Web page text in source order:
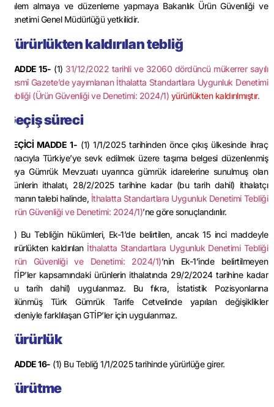
önlem almaya ve düzenleme yapmaya Bakanlık Ürün Güvenliği ve
Denetimi Genel Müdürlüğü yetkilidir.
Yürürlükten kaldırılan tebliğ
MADDE 15- (1) 31/12/2022 tarihli ve 32060 dördüncü mükerrer sayılı
Resmî Gazete’de yayımlanan İthalatta Standartlara Uygunluk Denetimi
Tebliği (Ürün Güvenliği ve Denetimi: 2024/1) yürürlükten kaldırılmıştır.
Geçiş süreci
GEÇİCİ MADDE 1- (1) 1/1/2025 tarihinden önce çıkış ülkesinde ihraç
amacıyla Türkiye’ye sevk edilmek üzere taşıma belgesi düzenlenmiş
veya Gümrük Mevzuatı uyarınca gümrük idarelerine sunulmuş olan
ürünlerin ithalatı, 28/2/2025 tarihine kadar (bu tarih dahil) ithalatçı
firmanın talebi halinde, İthalatta Standartlara Uygunluk Denetimi Tebliği
(Ürün Güvenliği ve Denetimi: 2024/1)’ne göre sonuçlandırılır.
(2) Bu Tebliğin hükümleri, Ek-1’de belirtilen, ancak 15 inci maddeyle
yürürlükten kaldırılan İthalatta Standartlara Uygunluk Denetimi Tebliği
(Ürün Güvenliği ve Denetimi: 2024/1)’nin Ek-1’inde belirtilmeyen
GTİP’ler kapsamındaki ürünlerin ithalatında 29/2/2024 tarihine kadar
(bu tarih dahil) uygulanmaz. Bu fıkra, İstatistik Pozisyonlarına
Bölünmüş Türk Gümrük Tarife Cetvelinde yapılan değişiklikler
nedeniyle farklılaşan GTİP’ler için uygulanmaz.
Yürürlük
MADDE 16- (1) Bu Tebliğ 1/1/2025 tarihinde yürürlüğe girer.
Yürütme